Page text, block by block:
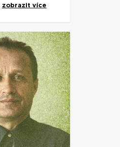
zobrazit více